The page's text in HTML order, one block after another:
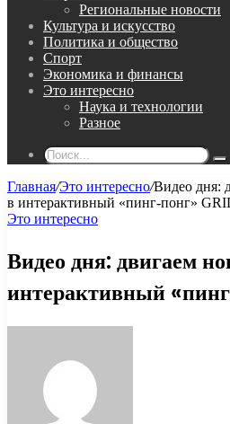
Региональные новости
Культура и искусство
Политика и общество
Спорт
Экономика и финансы
Это интересно
Наука и технологии
Разное
Главная/Это интересно/Видео дня:
в интерактивный «пинг-понг»
Это интересно
Видео дня: двигаем
интерактивный